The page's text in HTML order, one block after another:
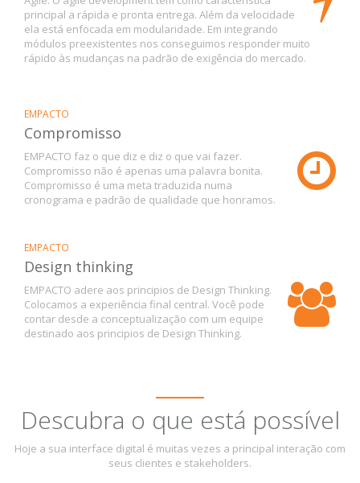
principal a rápida e pronta entrega. Além da velocidade
ela está enfocada em modularidade. Em integrando
módulos preexistentes nos conseguimos responder muito
rápido às mudanças na padrão de exigência do mercado.
EMPACTO
Compromisso
EMPACTO faz o que diz e diz o que vai fazer.
Compromisso não é apenas uma palavra bonita.
Compromisso é uma meta traduzida numa
cronograma e padrão de qualidade que honramos.
EMPACTO
Design thinking
EMPACTO adere aos principios de Design Thinking.
Colocamos a experiência final central. Você pode
contar desde a conceptualização com um equipe
destinado aos principios de Design Thinking.
Descubra o que está possível
Hoje a sua interface digital é muitas vezes a principal interação com
seus clientes e stakeholders.